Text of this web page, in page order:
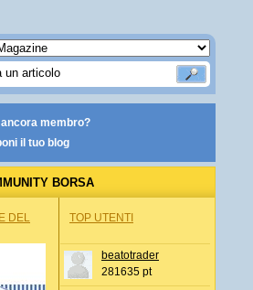
ancora membro?
il tuo blog
BORSA
DEL
TOP UTENTI
beatotrader
281635 pt